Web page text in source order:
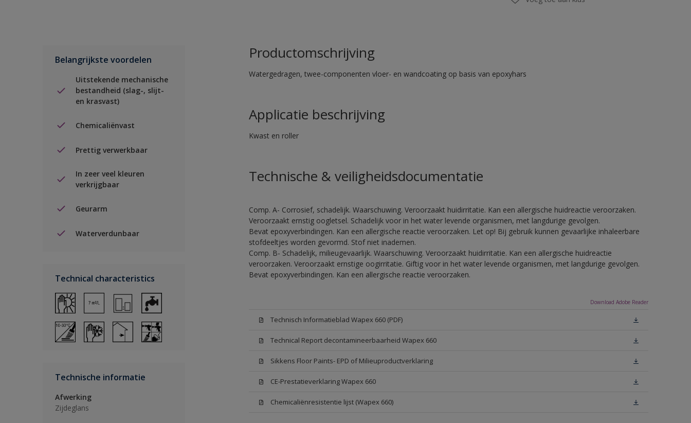
Belangrijkste voordelen
Uitstekende mechanische
bestandheid (slag-, slijt-
en krasvast)
Chemicaliënvast
Prettig verwerkbaar
In zeer veel kleuren
verkrijgbaar
Geurarm
Waterverdunbaar
Technical characteristics
Technische informatie
Afwerking
Zijdeglans
Productomschrijving
Watergedragen, twee-componenten vloer- en wandcoating op basis van epoxyhars
Applicatie beschrijving
Kwast en roller
Technische & veiligheidsdocumentatie
Comp. A- Corrosief, schadelijk. Waarschuwing. Veroorzaakt huidirritatie. Kan een allergische huidreactie veroorzaken.
Veroorzaakt ernstig oogletsel. Schadelijk voor in het water levende organismen, met langdurige gevolgen.
Bevat epoxyverbindingen. Kan een allergische reactie veroorzaken. Let op! Bij gebruik kunnen gevaarlijke inhaleerbare
stofdeeltjes worden gevormd. Stof niet inademen.
Comp. B- Schadelijk, milieugevaarlijk. Waarschuwing. Veroorzaakt huidirritatie. Kan een allergische huidreactie
veroorzaken. Veroorzaakt ernstige oogirritatie. Giftig voor in het water levende organismen, met langdurige gevolgen.
Bevat epoxyverbindingen. Kan een allergische reactie veroorzaken.
Download Adobe Reader
Technisch Informatieblad Wapex 660 (PDF)
Technical Report decontamineerbaarheid Wapex 660
Sikkens Floor Paints- EPD of Milieuproductverklaring
CE-Prestatieverklaring Wapex 660
Chemicaliënresistentie lijst (Wapex 660)